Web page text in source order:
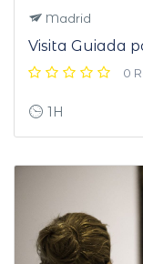
Madrid
Visita Guiada
0
1H